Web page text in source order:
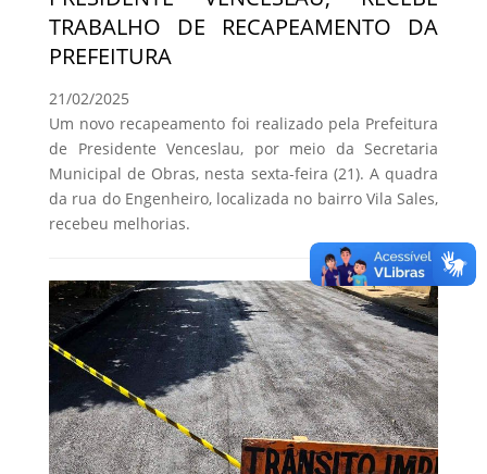
TRABALHO DE RECAPEAMENTO DA
PREFEITURA
21/02/2025
Um novo recapeamento foi realizado pela Prefeitura
de Presidente Venceslau, por meio da Secretaria
Municipal de Obras, nesta sexta-feira (21). A quadra
da rua do Engenheiro, localizada no bairro Vila Sales,
recebeu melhorias.